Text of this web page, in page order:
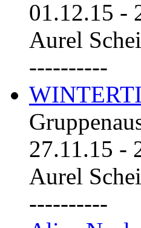
01.12.15 -
Aurel
----------
27.11.15 -
Aurel
----------